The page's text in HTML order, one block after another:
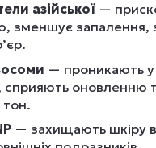
азійської —
зменшує запалення,
— проникають у
сприяють оновленню
— захищають шкіру